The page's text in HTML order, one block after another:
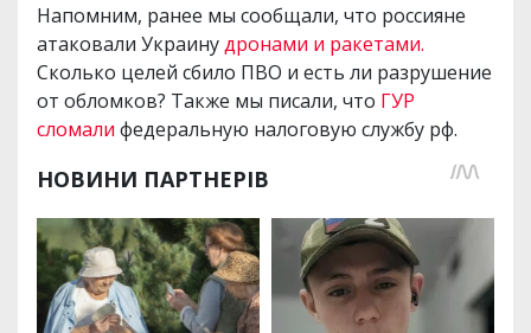
Напомним, ранее мы сообщали, что россияне
атаковали Украинудронами и ракетами.
Сколько целей сбило ПВО и есть ли разрушение
от обломков? Также мы писали, что ГУР
сломали федеральную налоговую службу рф.